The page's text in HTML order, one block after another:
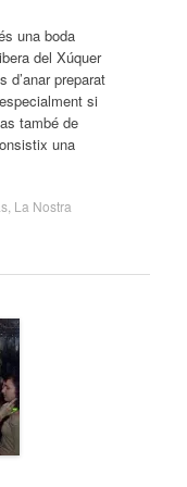
una boda
del Xúquer
d’anar preparat
si
també de
una
, La Nostra